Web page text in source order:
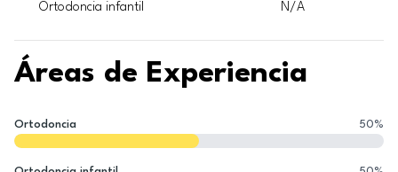
Ortodoncia infantil N/A
Áreas de Experiencia
Ortodoncia 50%